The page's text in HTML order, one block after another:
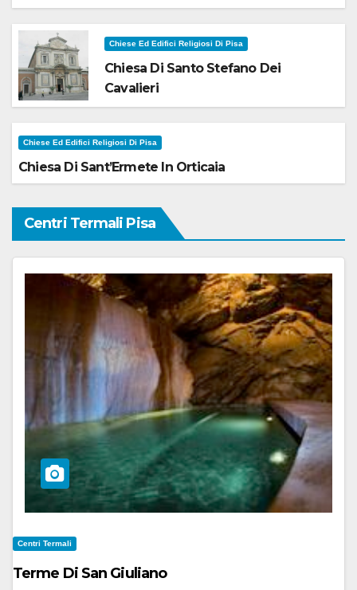
Chiese Ed Edifici Religiosi Di Pisa
Chiesa Di Santo Stefano Dei
Cavalieri
Chiese Ed Edifici Religiosi Di Pisa
Chiesa Di Sant’Ermete In Orticaia
Centri Termali Pisa
Centri Termali
Terme Di San Giuliano